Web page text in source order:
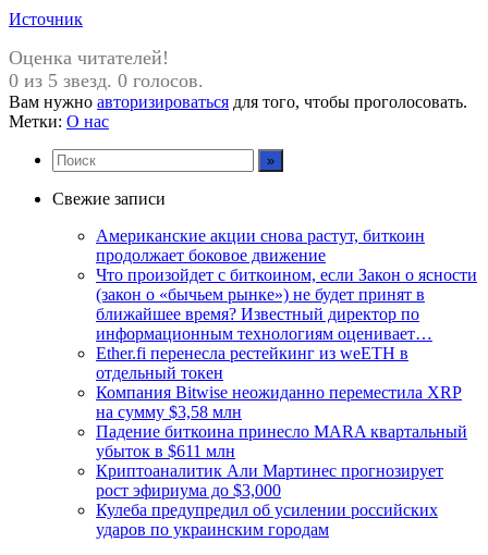
Источник
Оценка читателей!
0 из 5 звезд. 0 голосов.
Вам нужно авторизироваться для того, чтобы проголосовать.
Метки: О нас
Свежие записи
Американские акции снова растут, биткоин
продолжает боковое движение
Что произойдет с биткоином, если Закон о ясности
(закон о «бычьем рынке») не будет принят в
ближайшее время? Известный директор по
информационным технологиям оценивает…
Ether.fi перенесла рестейкинг из weETH в
отдельный токен
Компания Bitwise неожиданно переместила XRP
на сумму $3,58 млн
Падение биткоина принесло MARA квартальный
убыток в $611 млн
Криптоаналитик Али Мартинес прогнозирует
рост эфириума до $3,000
Кулеба предупредил об усилении российских
ударов по украинским городам